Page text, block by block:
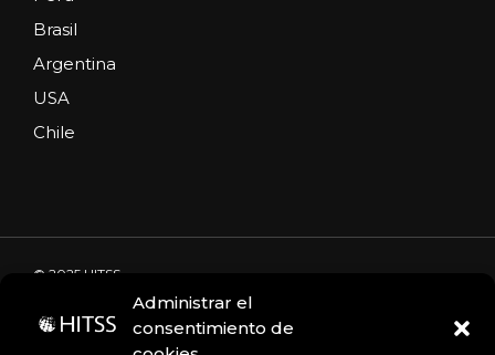
Administrar el
consentimiento de
Brasil
Argentina
USA
Chile
© 2025 HITSS